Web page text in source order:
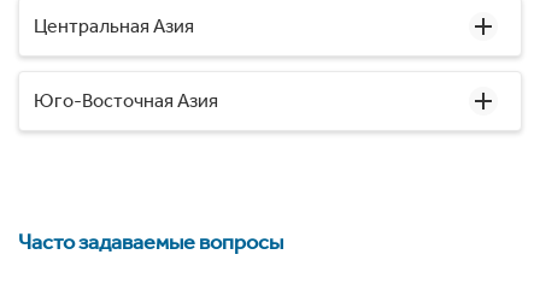
Центральная Азия
Юго-Восточная Азия
Часто задаваемые вопросы